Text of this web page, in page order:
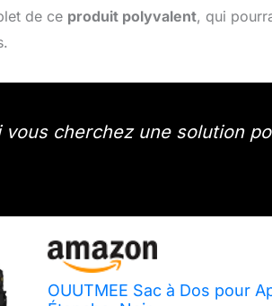
de ce produit polyvalent, qui
vous cherchez une solution
OUUTMEE Sac à Dos pour